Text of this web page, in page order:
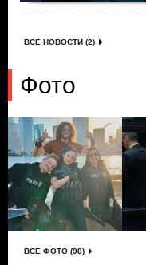
ВСЕ НОВОСТИ (2)
Фото
ВСЕ ФОТО (98)